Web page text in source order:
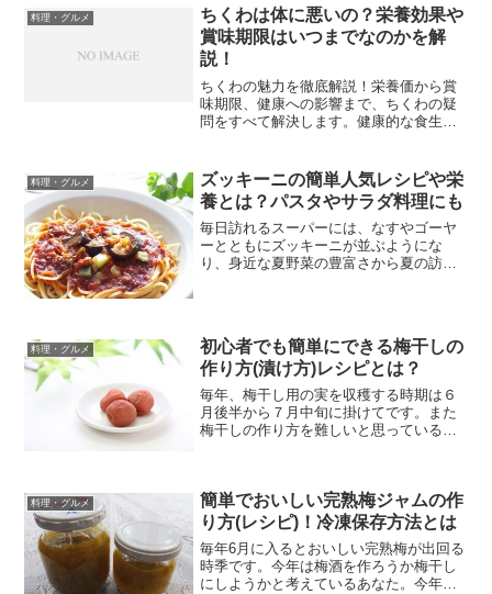
ったという経験があります。実はらっき
ょうの時期って、6月から...
料理・グルメ
ちくわは体に悪いの？栄養効果や
賞味期限はいつまでなのかを解
説！
ちくわの魅力を徹底解説！栄養価から賞
味期限、健康への影響まで、ちくわの疑
問をすべて解決します。健康的な食生活
料理・グルメ
ズッキーニの簡単人気レシピや栄
養とは？パスタやサラダ料理にも
毎日訪れるスーパーには、なすやゴーヤ
ーとともにズッキーニが並ぶようにな
り、身近な夏野菜の豊富さから夏の訪れ
料理・グルメ
初心者でも簡単にできる梅干しの
作り方(漬け方)レシピとは？
毎年、梅干し用の実を収穫する時期は６
月後半から７月中旬に掛けてです。また
梅干しの作り方を難しいと思っている方
干しの作り方をご紹介して...
料理・グルメ
簡単でおいしい完熟梅ジャムの作
り方(レシピ)！冷凍保存方法とは
毎年6月に入るとおいしい完熟梅が出回る
時季です。今年は梅酒を作ろうか梅干し
にしようかと考えているあなた。今年は